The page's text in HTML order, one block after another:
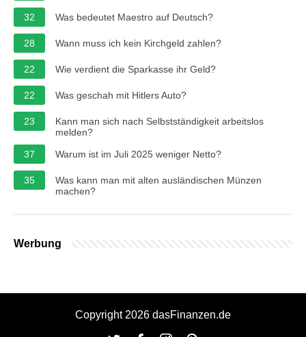
32 Was bedeutet Maestro auf Deutsch?
28 Wann muss ich kein Kirchgeld zahlen?
22 Wie verdient die Sparkasse ihr Geld?
22 Was geschah mit Hitlers Auto?
23
Kann man sich nach Selbstständigkeit arbeitslos
melden?
37
Warum ist im Juli 2025 weniger Netto?
35
Was kann man mit alten ausländischen Münzen
machen?
Werbung
Copyright 2026 dasFinanzen.de